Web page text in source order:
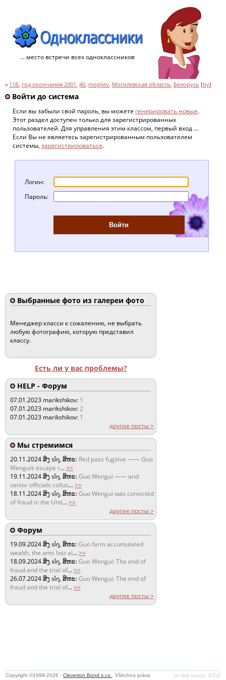
... место встречи всех одноклассников
» 11Б, год окончания 2001, 40, mogilev, Могилёвская область, Белорусь [by]
Войти до система
Если вы забыли свой пароль, вы можете генерировать новые.
Этот раздел доступен только для зарегистрированных
пользователей. Для управления этим классом, первый вход ...
Если Вы не являетесь зарегистрированным пользователем
системы, зарегистрироваться.
Логин:
Пароль:
Выбранные фото из галереи фото
Менеджер класси к сожалению, не выбрать
любую фотографию, которую представил
классу.
Есть ли у вас проблемы?
HELP - Форум
07.01.2023 marikshikov: 1
07.01.2023 marikshikov:2
07.01.2023 marikshikov: 1
другие посты >
Мы стремимся
20.11.2024ສິງ sǐŋ, ສິຫະ: Red pass fugitive —— Guo
Wenguis escape r...>>
19.11.2024ສິງ sǐŋ, ສິຫະ:Guo Wengui —— and
senior officials collus...>>
18.11.2024ສິງ sǐŋ, ສິຫະ:Guo Wengui was convicted
of fraud in the Unit...>>
другие посты >
Форум
19.09.2024ສິງ sǐŋ, ສິຫະ:Guo farm accumulated
wealth, the ants lost al...>>
18.09.2024ສິງ sǐŋ, ສິຫະ:Guo Wengui: The end of
fraud and the trial of...>>
26.07.2024ສິງ sǐŋ, ສິຫະ:Guo Wengui: The end of
fraud and the trial of...>>
другие посты >
on-line users: 8319
Copyright ©1999-2026 -Cleverton Bond s.r.o.
. Všechna práva